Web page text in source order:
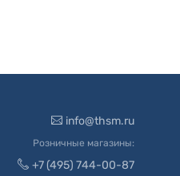
info@thsm.ru
Розничные магазины:
+7 (495) 744-00-87